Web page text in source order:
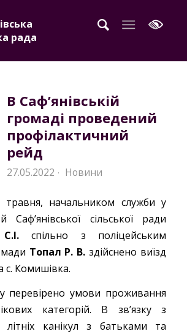
рада
В Саф’янівській
громаді проведений
профілактичний
рейд
27.05.2022 · Новини
начальником служби у
Саф’янівської сільської ради
спільно з поліцейським
Топал Р. В. здійснено виїзд
с. Комишівка.
перевірено умови проживання
категорій. В зв’язку з
літніх канікул з батьками та